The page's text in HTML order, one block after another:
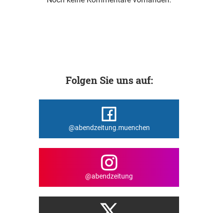
Folgen Sie uns auf:
@abendzeitung.muenchen
@abendzeitung